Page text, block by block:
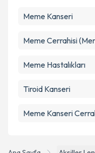
Meme Kanseri
Meme Cerrahisi
Meme Hastalıkları
Tiroid Kanseri
Meme Kanseri